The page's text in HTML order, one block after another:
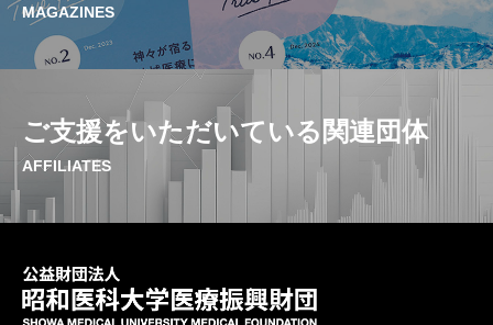
MAGAZINES
ご支援をいただいている関連団体
AFFILIATES